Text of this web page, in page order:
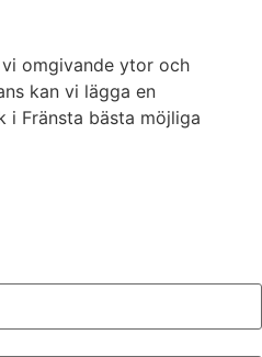
omgivande ytor och
kan vi lägga en
i Fränsta bästa möjliga